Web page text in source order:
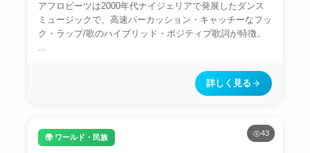
アフロビーツは2000年代ナイジェリアで発展したダンス
ミュージックで、高速パーカッション・キャッチーなフッ
ク・ラップ/歌のハイブリッド・ポジティブ歌詞が特徴。​
...
詳しく見る
43
🌍 ワールド・民族